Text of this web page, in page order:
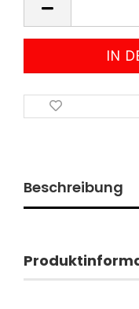
Beschreibung